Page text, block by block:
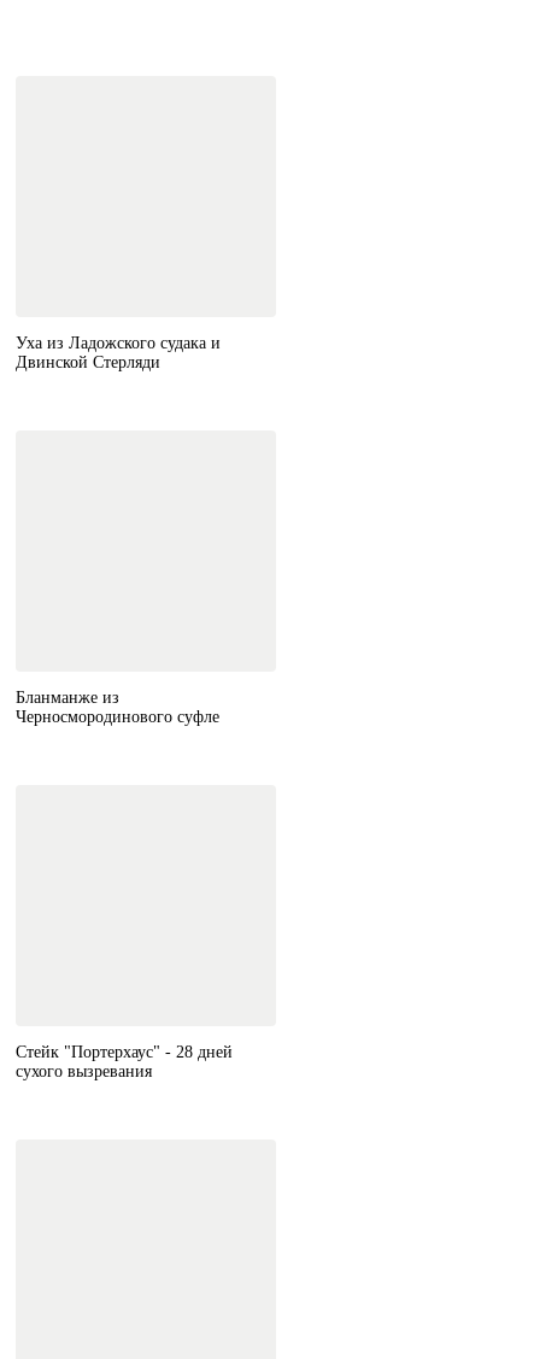
Уха из Ладожского судака и
Двинской Стерляди
Бланманже из
Черносмородинового суфле
Стейк "Портерхаус" - 28 дней
сухого вызревания